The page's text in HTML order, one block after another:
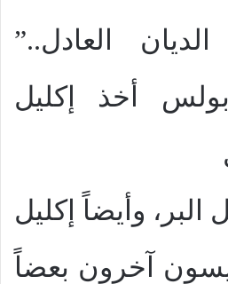
العادل..”
8). بولس أخذ إكليل
البر، وأيضاً إكليل
آخرون بعضاً